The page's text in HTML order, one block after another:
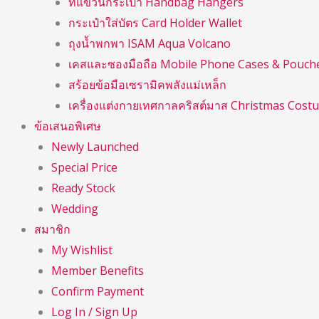
กระเป๋าใส่บัตร Card Holder Wallet
ถุงน้ำพกพา ISAM Aqua Volcano
เคสและซองมือถือ Mobile Phone Cases &
สร้อยข้อมือเซรามิคพลังแม่เหล็ก
เครื่องแต่งกายเทศกาลคริสต์มาส Christmas
ข้อเสนอพิเศษ
Newly Launched
Special Price
Ready Stock
Wedding
สมาชิก
My Wishlist
Member Benefits
Confirm Payment
Log In / Sign Up